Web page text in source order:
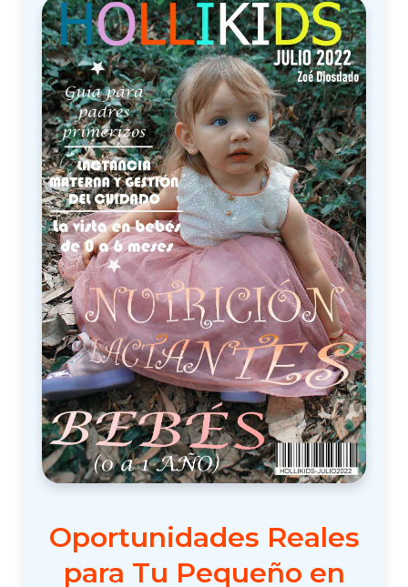
Oportunidades Reales
para Tu Pequeño en